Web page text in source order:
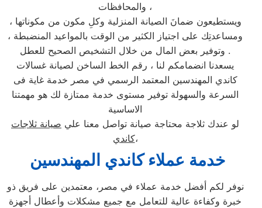
والمحافظات ،
ويستطيعون ضمانَ الصيانة المنزلية وكلِ مكون من مكوناتها ،
ومساعدتِك على اجتياز الكثير من الوقت بالمواعيد المنضبطة ،
وتوفير بعض المال من خلال التشخيص الصحيح للعطل .
يسعدنا انضمامكم لنا ، رقم الخط الساخن لصيانة غسالات
كاندي المهندسين المعتمد الرسمي في مصر خدمة غاية فى
السرعة والسهولة توفير مستوى خدمة ممتازة لك هو مهمتنا
الاساسية
لو عندك ثلاجة محتاجة صيانة تواصل معنا علي صيانة ثلاجات
كاندي،
خدمة عملاء كاندي المهندسين
نوفر لكم أفضل خدمة عملاء في مصر، معتمدين على فريق ذو
خبرة وكفاءة عالية للتعامل مع جميع مشكلات وأعطال أجهزة